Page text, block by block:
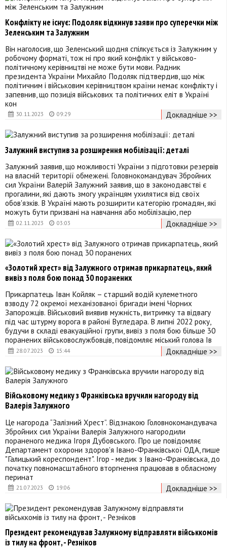
30.11.2023 09:29
Конфлікту не існує: Подоляк відкинув заяви про суперечки між
Зеленським та Залужним
Він наголосив, що Зеленський щодня спілкується із Залужним у
робочому форматі, тож ні про який конфлікт у військово-
політичному керівництві не може бути мови. Радник
президента України Михайло Подоляк підтвердив, що між
політичним і військовим керівництвом країни немає конфлікту і
запевнив, що позиція військових та політичних еліт в Україні
кон
Докладніше >>
02.11.2023 03:03
Залужний виступив за розширення мобілізації: деталі
Залужний заявив, що можливості України з підготовки резервів
на власній території обмежені. Головнокомандувач Збройних
сил України Валерій Залужний заявив, що в законодавстві є
прогалини, які дають змогу українцям ухилятися від своїх
обов'язків. В Україні мають розширити категорію громадян, які
можуть бути призвані на навчання або мобілізацію, пер
Докладніше >>
28.07.2023 15:44
«Золотий хрест» від Залужного отримав прикарпатець, який
вивіз з поля бою понад 30 поранених
Прикарпатець Іван Койляк – старший водій кулеметного
взводу 72 окремої механізованої бригади імені Чорних
Запорожців. Військовий виявив мужність, витримку та відвагу
під час штурму ворога в районі Вугледара. В липні 2022 року,
будучи в складі евакуаційної групи, вивіз з поля бою більше 30
поранених військовослужбовців, повідомляє міський голова Ів
Докладніше >>
21.07.2023 19:06
Військовому медику з Франківська вручили нагороду від
Валерія Залужного
Це нагорода “Залізний Хрест”. Відзнакою Головнокомандувача
Збройних сил України Валерія Залужного нагородили
пораненого медика Ігоря Дубовського. Про це повідомляє
Департамент охорони здоров'я Івано-Франківської ОДА, пише
"Галицький кореспондент". Ігор - медик з Івано-Франківська, до
початку повномасштабного вторгнення працював в обласному
перинат
Докладніше >>
Президент рекомендував Залужному відправляти військкомів
із тилу на фронт, - Резніков